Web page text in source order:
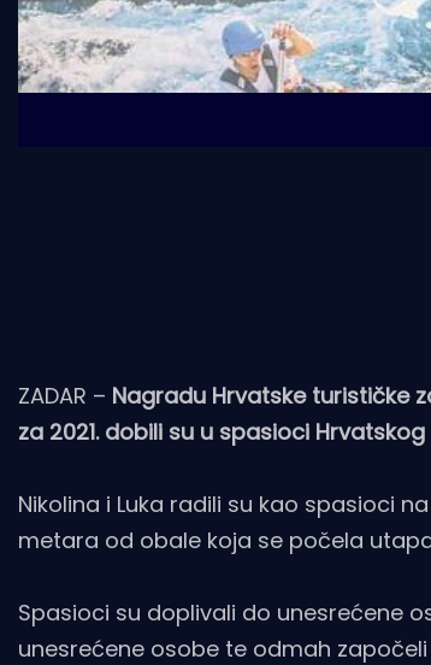
ZADAR – Nagradu Hrvatske turističke
za 2021. dobili su u spasioci
Nikolina i Luka radili su kao spasioci
metara od obale koja se počela
Spasioci su doplivali do unesrećene
unesrećene osobe te odmah